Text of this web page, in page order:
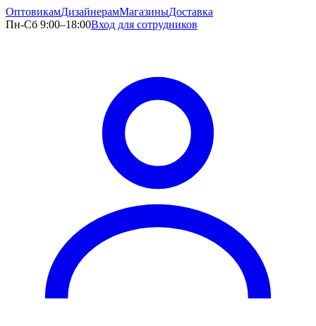
ОптовикамДизайнерамМагазиныДоставка
Пн-Сб 9:00–18:00Вход для сотрудников